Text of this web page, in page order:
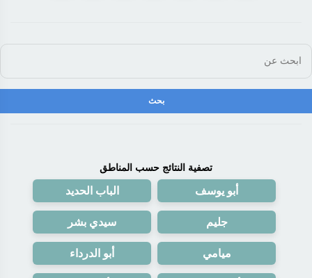
تصفية النتائج حسب المناطق
أبو يوسف الباب الحديد
جليم سيدي بشر
ميامي أبو الدرداء